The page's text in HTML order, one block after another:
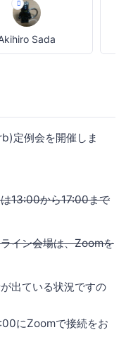
Sada
定例会を開催しま
13:00から17:00まで
イン会場は、Zoomを
出ている状況ですの
にZoomで接続をお